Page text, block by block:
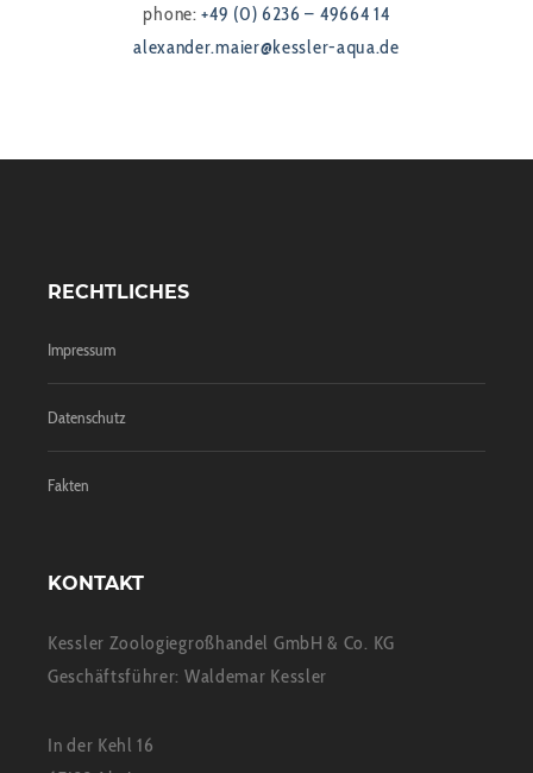
phone:+49 (0) 6236 – 49664 14
alexander.maier@kessler-aqua.de
RECHTLICHES
Impressum
Datenschutz
Fakten
KONTAKT
Kessler Zoologiegroßhandel GmbH & Co. KG
Geschäftsführer: Waldemar Kessler
In der Kehl 16